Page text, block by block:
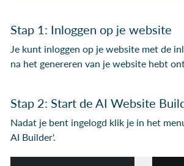
Stap 1: Inloggen op je website
Je kunt inloggen op je website met de
na het genereren van je website hebt
Stap 2: Start de AI Website
Nadat je bent ingelogd klik je in het
AI Builder'.